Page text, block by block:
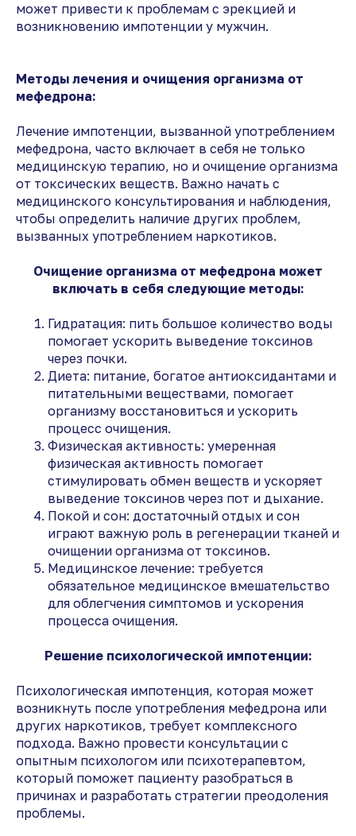
может привести к проблемам с эрекцией и
возникновению импотенции у мужчин.
Методы лечения и очищения организма от
мефедрона:
Лечение импотенции, вызванной употреблением
мефедрона, часто включает в себя не только
медицинскую терапию, но и очищение организма
от токсических веществ. Важно начать с
медицинского консультирования и наблюдения,
чтобы определить наличие других проблем,
вызванных употреблением наркотиков.
Очищение организма от мефедрона может
включать в себя следующие методы:
Гидратация: пить большое количество воды
помогает ускорить выведение токсинов
через почки.
Диета: питание, богатое антиоксидантами и
питательными веществами, помогает
организму восстановиться и ускорить
процесс очищения.
Физическая активность: умеренная
физическая активность помогает
стимулировать обмен веществ и ускоряет
выведение токсинов через пот и дыхание.
Покой и сон: достаточный отдых и сон
играют важную роль в регенерации тканей и
очищении организма от токсинов.
Медицинское лечение: требуется
обязательное медицинское вмешательство
для облегчения симптомов и ускорения
процесса очищения.
Решение психологической импотенции:
Психологическая импотенция, которая может
возникнуть после употребления мефедрона или
других наркотиков, требует комплексного
подхода. Важно провести консультации с
опытным психологом или психотерапевтом,
который поможет пациенту разобраться в
причинах и разработать стратегии преодоления
проблемы.